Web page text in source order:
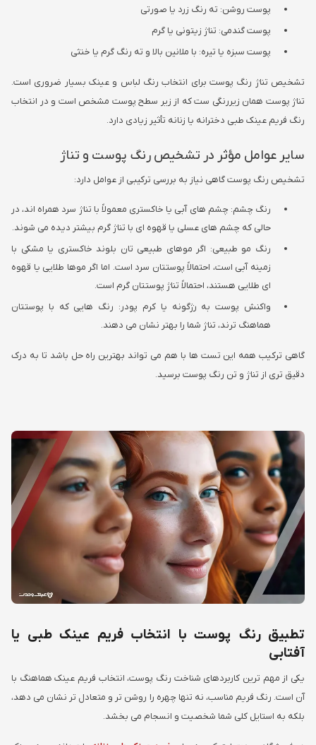
پوست روشن: ته رنگ زرد یا صورتی
پوست گندمی: تناژ زیتونی یا گرم
پوست سبزه یا تیره: با ملانین بالا و ته رنگ گرم یا خنثی
تشخیص تناژ رنگ پوست برای انتخاب رنگ لباس و عینک بسیار ضروری است.
تناژ پوست همان زیررنگی ست که از زیر سطح پوست مشخص است و در انتخاب
رنگ فریم عینک طبی دخترانه یا زنانه تأثیر زیادی دارد.
سایر عوامل مؤثر در تشخیص رنگ پوست و تناژ
تشخیص رنگ پوست گاهی نیاز به بررسی ترکیبی از عوامل دارد:
رنگ چشم: چشم های آبی یا خاکستری معمولاً با تناژ سرد همراه اند، در
حالی که چشم های عسلی یا قهوه ای با تناژ گرم بیشتر دیده می شوند.
رنگ مو طبیعی: اگر موهای طبیعی تان بلوند خاکستری یا مشکی با
زمینه آبی است، احتمالاً پوستتان سرد است. اما اگر موها طلایی یا قهوه
ای طلایی هستند، احتمالاً تناژ پوستتان گرم است.
واکنش پوست به رژگونه یا کرم پودر: رنگ هایی که با پوستتان
هماهنگ ترند، تناژ شما را بهتر نشان می دهند.
گاهی ترکیب همه این تست ها با هم می تواند بهترین راه حل باشد تا به درک
دقیق تری از تناژ و تن رنگ پوست برسید.
تطبیق رنگ پوست با انتخاب فریم عینک طبی یا
آفتابی
یکی از مهم ترین کاربردهای شناخت رنگ پوست، انتخاب فریم عینک هماهنگ با
آن است. رنگ فریم مناسب، نه تنها چهره را روشن تر و متعادل تر نشان می دهد،
بلکه به استایل کلی شما شخصیت و انسجام می بخشد.